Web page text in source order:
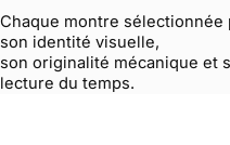
Chaque montre
son identité visuelle,
son originalité mécanique et
lecture du temps.